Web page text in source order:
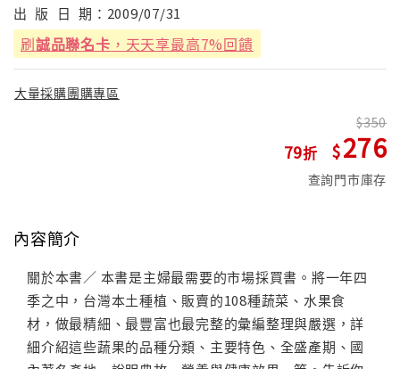
出 版 日 期： 2009/07/31
刷誠品聯名卡 ，天天享最高7%回饋
大量採購團購專區
79
350
276
查詢門市庫存
內容簡介
關於本書／ 本書是主婦最需要的市場採買書。將一年四
季之中，台灣本土種植、販賣的108種蔬菜、水果食
材，做最精細、最豐富也最完整的彙編整理與嚴選，詳
細介紹這些蔬果的品種分類、主要特色、全盛產期、國